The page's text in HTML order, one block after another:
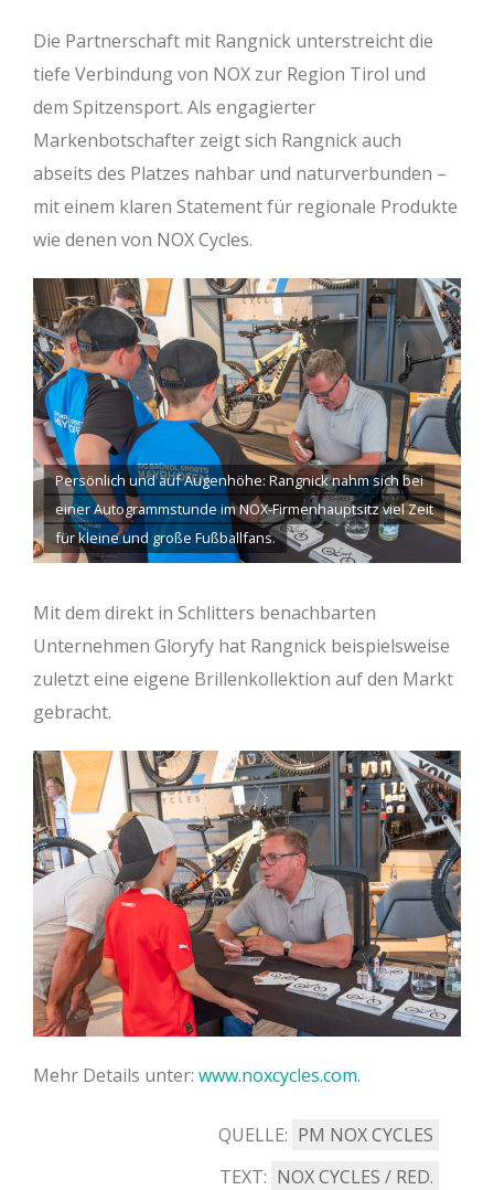
Die Partnerschaft mit Rangnick unterstreicht die
tiefe Verbindung von NOX zur Region Tirol und
dem Spitzensport. Als engagierter
Markenbotschafter zeigt sich Rangnick auch
abseits des Platzes nahbar und naturverbunden –
mit einem klaren Statement für regionale Produkte
wie denen von NOX Cycles.
Persönlich und auf Augenhöhe: Rangnick nahm sich bei
einer Autogrammstunde im NOX-Firmenhauptsitz viel Zeit
für kleine und große Fußballfans.
Mit dem direkt in Schlitters benachbarten
Unternehmen Gloryfy hat Rangnick beispielsweise
zuletzt eine eigene Brillenkollektion auf den Markt
gebracht.
Mehr Details unter: www.noxcycles.com.
QUELLE: PM NOX CYCLES
TEXT: NOX CYCLES / RED.